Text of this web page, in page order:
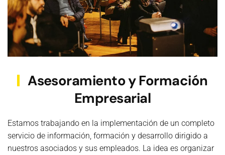
Asesoramiento y Formación
Empresarial
Estamos trabajando en la implementación de un completo
servicio de información, formación y desarrollo dirigido a
nuestros asociados y sus empleados. La idea es organizar